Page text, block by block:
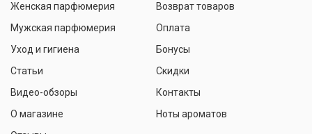
Женская парфюмерия
Мужская парфюмерия
Уход и гигиена
Статьи
Видео-обзоры
О магазине
Возврат товаров
Оплата
Бонусы
Скидки
Контакты
Ноты ароматов